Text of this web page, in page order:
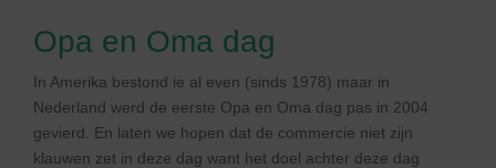
Opa en Oma dag
In Amerika bestond ie al even (sinds 1978) maar in
Nederland werd de eerste Opa en Oma dag pas in 2004
gevierd. En laten we hopen dat de commercie niet zijn
klauwen zet in deze dag want het doel achter deze dag